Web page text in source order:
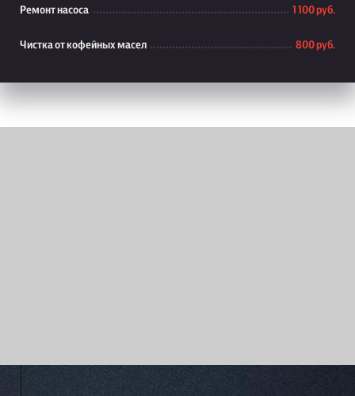
Ремонт насоса 1 100 руб.
Чистка от кофейных масел 800 руб.